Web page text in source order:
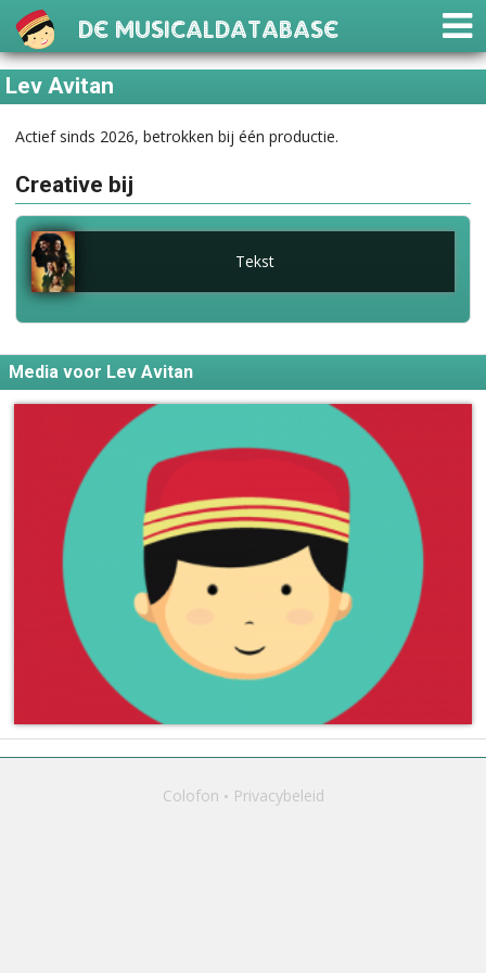
De Musicaldatabase
Lev Avitan
Actief sinds 2026, betrokken bij één productie.
Creative bij
Tekst
Media voor Lev Avitan
Colofon Privacybeleid